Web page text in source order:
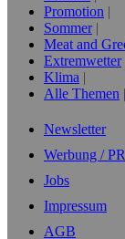
Promotion
Sommer
Meat and
Extremwetter
Klima
Alle Themen
Newsletter
Werbung / PR
Jobs
Impressum
AGB